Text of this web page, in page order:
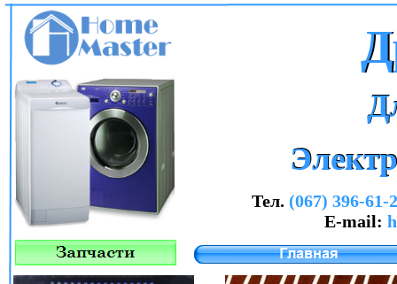
Тел. (067) 396-61-
E-mail: